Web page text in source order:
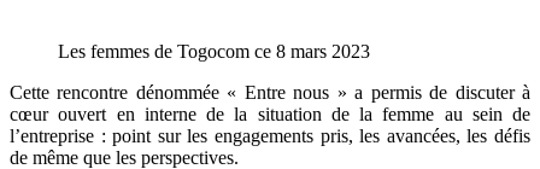
Les femmes de Togocom ce 8 mars 2023
Cette rencontre dénommée « Entre nous » a permis de discuter à
cœur ouvert en interne de la situation de la femme au sein de
l’entreprise : point sur les engagements pris, les avancées, les défis
de même que les perspectives.